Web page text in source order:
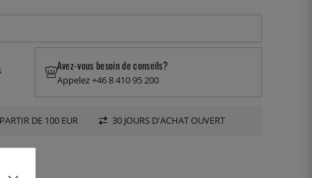
Avez-vous besoin de conseils?
Appelez +46 8 410 95 200
DE 100 EUR 30 JOURS D'ACHAT OUVERT